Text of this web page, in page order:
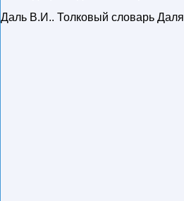
Даль В.И.. Толковый словарь Даля